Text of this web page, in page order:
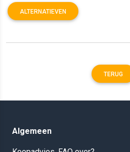
ALTERNATIEVEN
TERUG
Algemeen